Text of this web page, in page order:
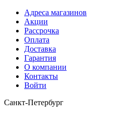
Адреса магазинов
Акции
Рассрочка
Оплата
Доставка
Гарантия
О компании
Контакты
Войти
Санкт-Петербург